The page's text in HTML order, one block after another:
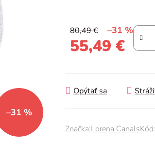
hviezdičiek.
80,49 € –31 %
55,49 €
Opýtať sa
Značka:Lorena CanalsKód:
–31 %